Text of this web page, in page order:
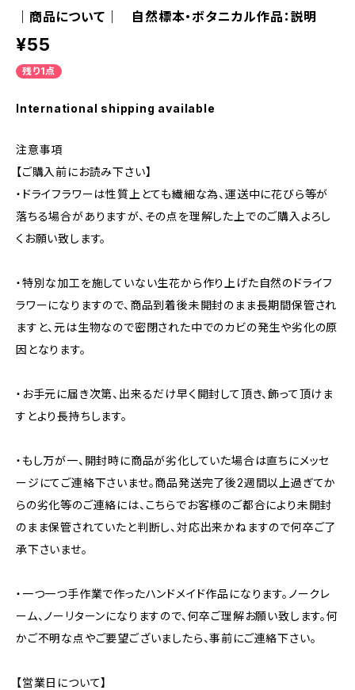
｜商品について｜ 自然標本・ボタニカル作品：説明
¥55
残り1点
International shipping available
注意事項
【ご購入前にお読み下さい】
・ドライフラワーは性質上とても繊細な為、運送中に花びら等が
落ちる場合がありますが、その点を理解した上でのご購入よろし
くお願い致します。
・特別な加工を施していない生花から作り上げた自然のドライフ
ラワーになりますので、商品到着後未開封のまま長期間保管され
ますと、元は生物なので密閉された中でのカビの発生や劣化の原
因となります。
・お手元に届き次第、出来るだけ早く開封して頂き、飾って頂けま
すとより長持ちします。
・もし万が一、開封時に商品が劣化していた場合は直ちにメッセ
ージにてご連絡下さいませ。商品発送完了後2週間以上過ぎてか
らの劣化等のご連絡には、こちらでお客様のご都合により未開封
のまま保管されていたと判断し、対応出来かねますので何卒ご了
承下さいませ。
・一つ一つ手作業で作ったハンドメイド作品になります。ノークレ
ーム、ノーリターンになりますので、何卒ご理解お願い致します。何
かご不明な点やご要望ございましたら、事前にご連絡下さい。
【営業日について】